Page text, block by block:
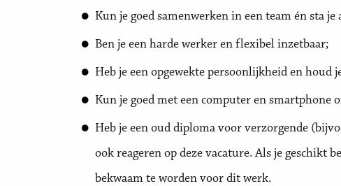
Kun je goed samenwerken in een team én sta
Ben je een harde werker en flexibel inzetbaar;
Heb je een opgewekte persoonlijkheid en houd
Kun je goed met een computer en smartphone
Heb je een oud diploma voor verzorgende
ook reageren op deze vacature. Als je geschikt
bekwaam te worden voor dit werk.